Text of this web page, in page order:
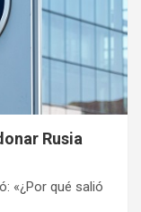
Rusia
«¿Por qué salió